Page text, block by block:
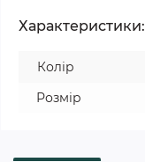
Характеристики:
Колір
Розмір